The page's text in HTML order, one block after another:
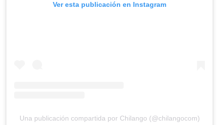
Ver esta publicación en Instagram
Una publicación compartida por Chilango (@chilangocom)